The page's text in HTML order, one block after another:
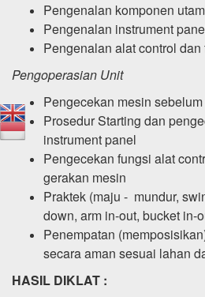
Pengenalan komponen
Pengenalan instrument
Pengenalan alat control
Pengoperasian Unit
Pengecekan mesin
Prosedur Starting dan
instrument panel
Pengecekan fungsi alat
gerakan mesin
Praktek (maju - mundur,
down, arm in-out, bucket in-
Penempatan
secara aman sesuai lahan
HASIL DIKLAT :